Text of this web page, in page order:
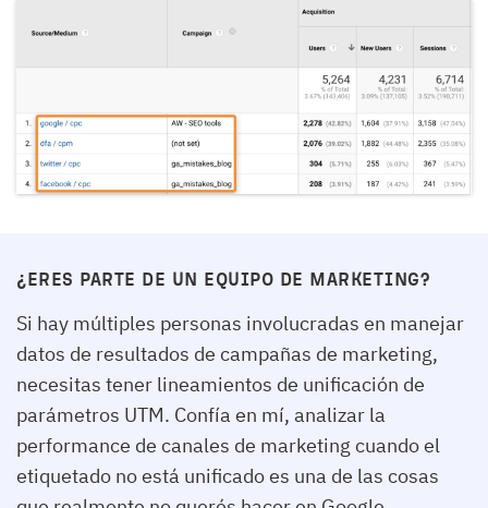
¿ERES PARTE DE UN EQUIPO DE MARKETING?
Si hay múltiples personas involucradas en manejar
datos de resultados de campañas de marketing,
necesitas tener lineamientos de unificación de
parámetros UTM. Confía en mí, analizar la
performance de canales de marketing cuando el
etiquetado no está unificado es una de las cosas